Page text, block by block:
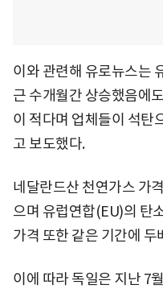
이와 관련해 유로뉴스는
근 수개월간 상승했음에
이 적다며 업체들이 석탄
고 보도했다.
네달란드산 천연가스 가
으며 유럽연합(EU)의 탄
가격 또한 같은 기간에 두
이에 따라 독일은 지난 7